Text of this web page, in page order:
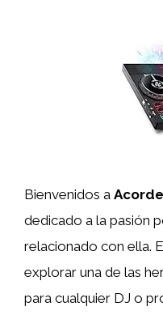
Bienvenidos a
dedicado a la pasión
relacionado con ella.
explorar una de las
para cualquier DJ o